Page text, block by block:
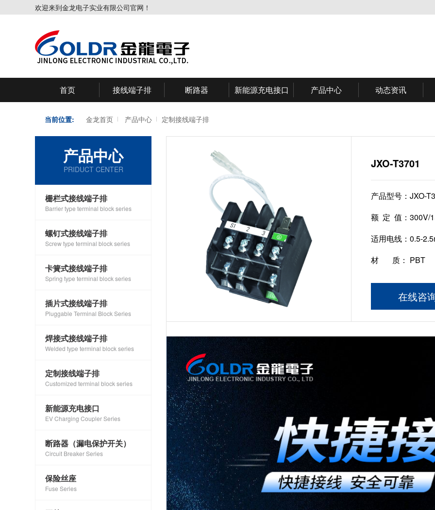
欢迎来到金龙电子实业有限公司官网！
首页 接线端子排 断路器 新能源充电接口 产品中心 动态资讯
当前位置: 金龙首页 产品中心 定制接线端子排
产品中心
PRIDUCT CENTER
栅栏式接线端子排
Barrier type terminal block series
螺钉式接线端子排
Screw type terminal block series
卡簧式接线端子排
Spring type terminal block series
插片式接线端子排
Pluggable Terminal Block Series
焊接式接线端子排
Welded type terminal block series
定制接线端子排
Customized terminal block series
新能源充电接口
EV Charging Coupler Series
断路器（漏电保护开关）
Circuit Breaker Series
保险丝座
Fuse Series
JXO-T3701
产品型号： JXO-
额 定 值： 300V/
适用电线： 0.5-
材 质： PBT
在线咨